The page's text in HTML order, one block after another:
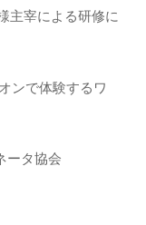
主宰による研修に
ンで体験するワ
ータ協会